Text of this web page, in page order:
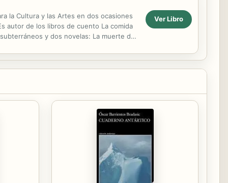
la Cultura y las Artes en dos ocasiones
autor de los libros de cuento La comida
y dos novelas: La muerte del
Ver Libro